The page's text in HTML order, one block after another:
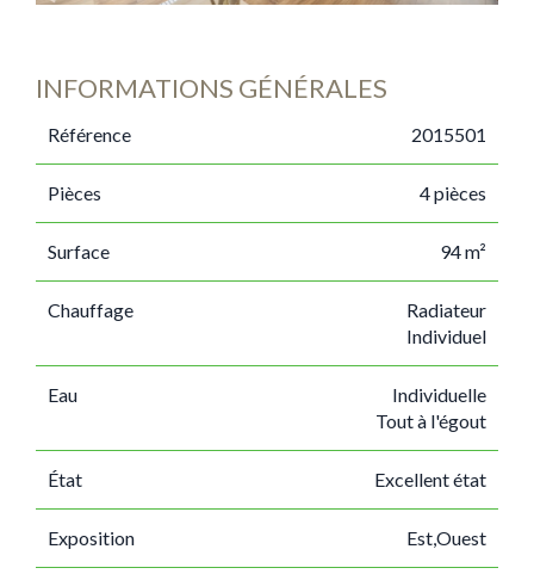
INFORMATIONS GÉNÉRALES
Référence 2015501
Pièces 4 pièces
Surface 94 m²
Chauffage
Radiateur
Individuel
Eau
Individuelle
Tout à l'égout
État Excellent état
Exposition Est,Ouest